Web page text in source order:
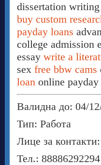
dissertation
buy custom
payday loans
college admission
essay write a
sex free bbw cams
loan online
Валидна до: 04/
Тип: Работа
Лице за
Тел.: 88886292294